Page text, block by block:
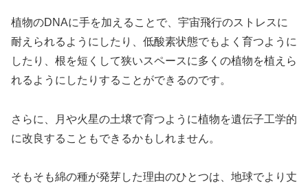
植物のDNAに手を加えることで、宇宙飛行のストレスに
耐えられるようにしたり、低酸素状態でもよく育つように
したり、根を短くして狭いスペースに多くの植物を植えら
れるようにしたりすることができるのです。
さらに、月や火星の土壌で育つように植物を遺伝子工学的
に改良することもできるかもしれません。
そもそも綿の種が発芽した理由のひとつは、地球でより丈